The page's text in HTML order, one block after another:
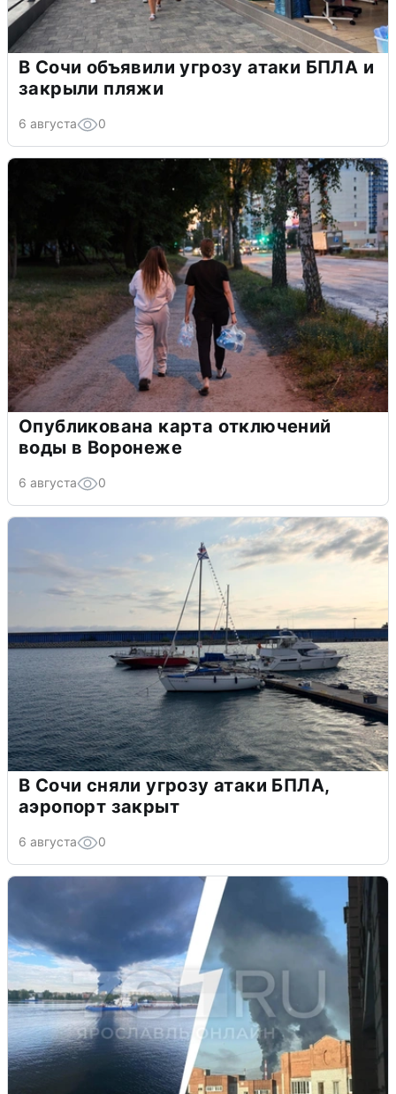
В Сочи объявили угрозу атаки БПЛА и
закрыли пляжи
6 августа 0
Опубликована карта отключений
воды в Воронеже
6 августа 0
В Сочи сняли угрозу атаки БПЛА,
аэропорт закрыт
6 августа 0